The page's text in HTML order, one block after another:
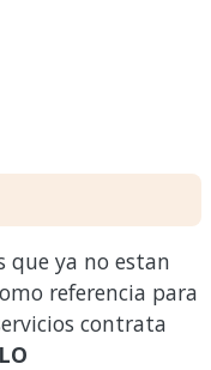
que ya no estan
referencia para
contrata